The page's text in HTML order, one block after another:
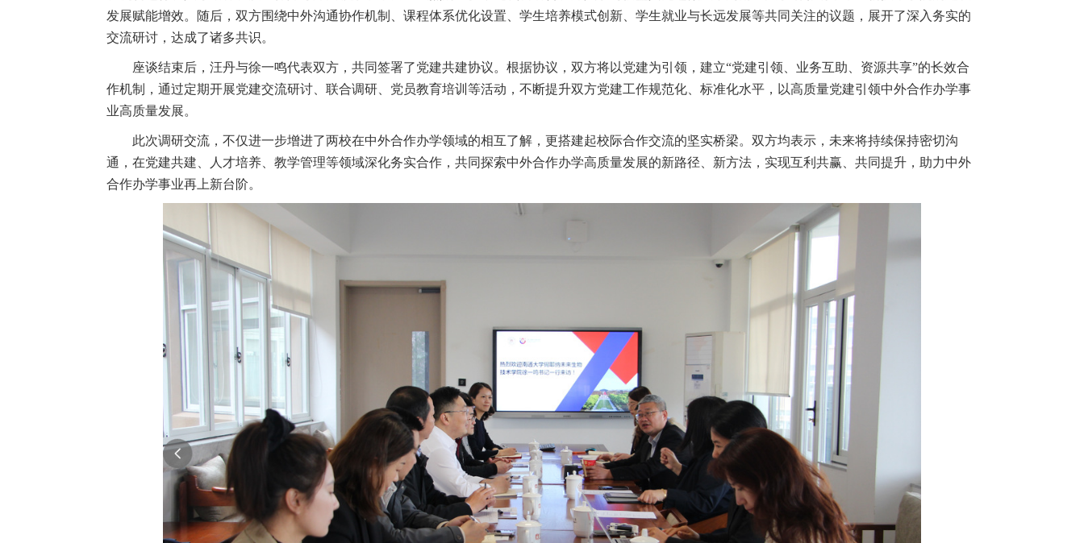
发展赋能增效。随后，双方围绕中外沟通协作机制 、课程体系优化设置、学生培养模式创新 、学生就业与长远发展等共同关注的议题，展开了深入务实的
交流研讨，达成了诸多共识。
座谈结束后，汪丹与徐一鸣代表双方，共同签署了党建共建协议。 根据协议，双方将以党建为引领，建立“党建引领、业务互助、资源共享”的长效合
作机制，通过定期开展党建交流研讨、联合调研、党员教育培训等活动，不断提升双方党建工作规范化 标准化水平，以高质量党建引领中外合作办学事
业高质量发展。
此次调研交流，不仅进一步增进了两校在中外合作办学领域的相互了解，更搭建起校际合作交流的坚实桥梁。双方均表示，未来将持续保持密切沟
通，在党建共建、人才培养、教学管理等领域深化务实合作，共同探索中外合作办学高质量发展的新路径、新方法，实现互利共赢、共同提升 ，助力中外
合作办学事业再上新台阶。